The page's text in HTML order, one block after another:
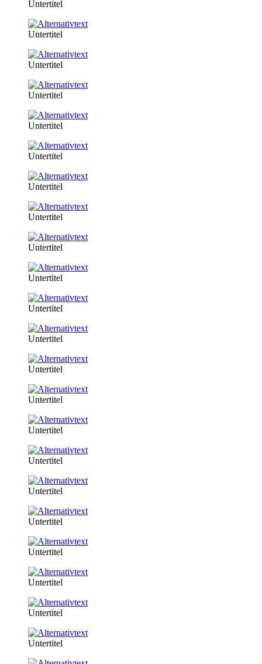
Untertitel
Untertitel
Untertitel
Untertitel
Untertitel
Untertitel
Untertitel
Untertitel
Untertitel
Untertitel
Untertitel
Untertitel
Untertitel
Untertitel
Untertitel
Untertitel
Untertitel
Untertitel
Untertitel
Untertitel
Untertitel
Untertitel